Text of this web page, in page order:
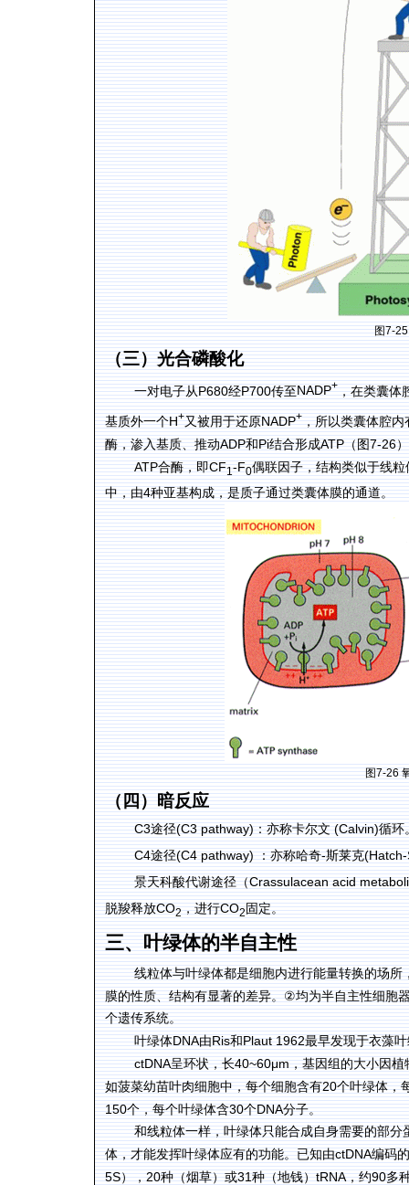
图7-
（三）光合磷酸化
一对电子从P680经P700传至NADP+，在类囊体
基质外一个H+又被用于还原NADP+，所以类囊体腔内
酶，渗入基质、推动ADP和Pi结合形成ATP（图7-26
ATP合酶，即CF1-F0偶联因子，结构类似于线粒
中，由4种亚基构成，是质子通过类囊体膜的通道。
图7-26
（四）暗反应
C3途径(C3 pathway)：亦称卡尔文(Calvin)循环
C4途径(C4 pathway)：亦称哈奇-斯莱克
景天科酸代谢途径（Crassulacean acid
脱羧释放CO2，进行CO2固定。
三、叶绿体的半自主性
线粒体与叶绿体都是细胞内进行能量转换的场
膜的性质、结构有显著的差异。②均为半自主性细胞
个遗传系统。
叶绿体DNA由Ris和Plaut 1962最早发现于衣藻
ctDNA呈环状，长40~60μm，基因组的大小因植
如菠菜幼苗叶肉细胞中，每个细胞含有20个叶绿体，
150个，每个叶绿体含30个DNA分子。
和线粒体一样，叶绿体只能合成自身需要的部
体，才能发挥叶绿体应有的功能。已知由ctDNA编码的
5S），20种（烟草）或31种（地钱）tRNA，约90多